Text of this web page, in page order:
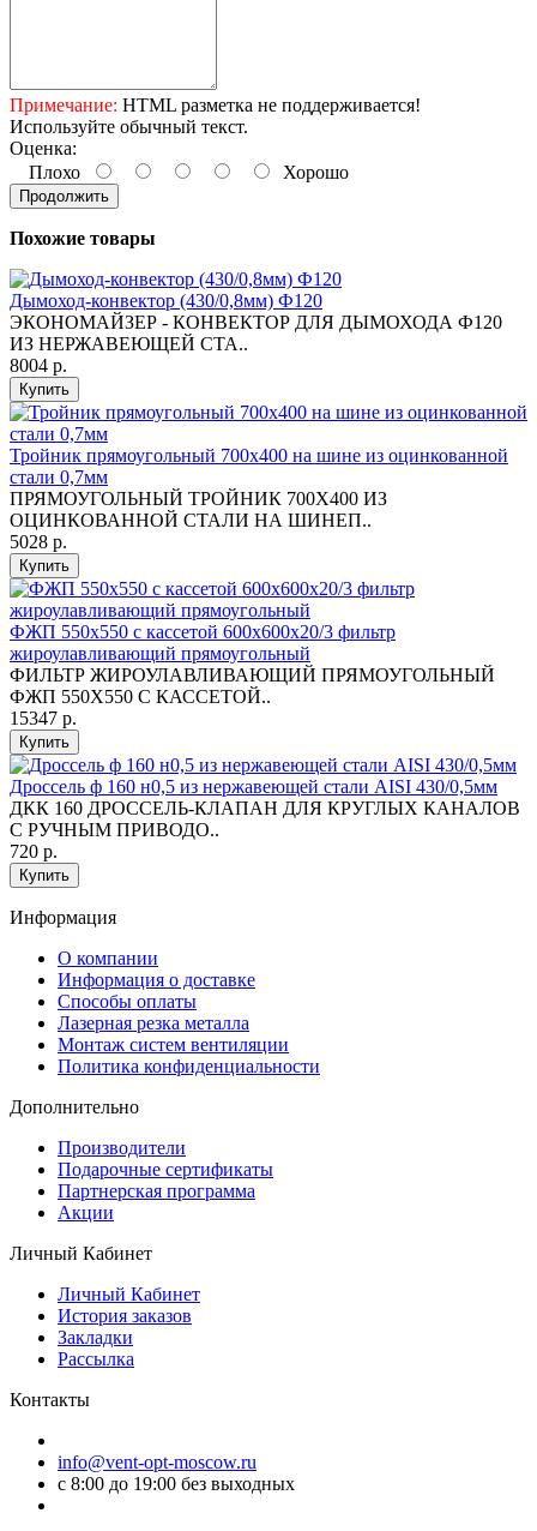
Примечание: HTML разметка не поддерживается!
Используйте обычный текст.
Оценка:
Плохо
Хорошо
Продолжить
Похожие товары
Дымоход-конвектор (430/0,8мм) Ф120
ЭКОНОМАЙЗЕР - КОНВЕКТОР ДЛЯ ДЫМОХОДА Ф120
ИЗ НЕРЖАВЕЮЩЕЙ СТА..
8004 р.
Купить
Тройник прямоугольный 700х400 на шине из оцинкованной
стали 0,7мм
ПРЯМОУГОЛЬНЫЙ ТРОЙНИК 700Х400 ИЗ
ОЦИНКОВАННОЙ СТАЛИ НА ШИНЕП..
5028 р.
Купить
ФЖП 550х550 с кассетой 600х600х20/3 фильтр
жироулавливающий прямоугольный
ФИЛЬТР ЖИРОУЛАВЛИВАЮЩИЙ ПРЯМОУГОЛЬНЫЙ
ФЖП 550Х550 С КАССЕТОЙ..
15347 р.
Купить
Дроссель ф 160 н0,5 из нержавеющей стали AISI 430/0,5мм
ДКК 160 ДРОССЕЛЬ-КЛАПАН ДЛЯ КРУГЛЫХ КАНАЛОВ
С РУЧНЫМ ПРИВОДО..
720 р.
Купить
Информация
O компании
Информация о доставке
Способы оплаты
Лазерная резка металла
Монтаж систем вентиляции
Политика конфиденциальности
Дополнительно
Производители
Подарочные сертификаты
Партнерская программа
Акции
Личный Кабинет
Личный Кабинет
История заказов
Закладки
Рассылка
Контакты
info@vent-opt-moscow.ru
c 8:00 до 19:00 без выходных